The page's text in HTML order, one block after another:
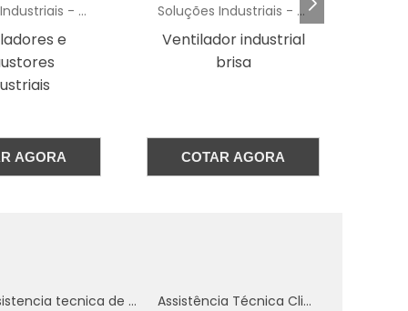
Soluções Industriais - AC
industrial
AGORA
Soluções Industriais - AC
Climatizador
Industrial
COTAR AGORA
Assistencia tecnica de ar condicionado
Assistência Técnica Climatizador